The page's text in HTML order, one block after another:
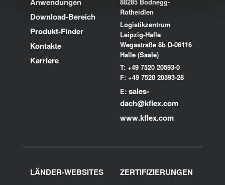
Download-Bereich
Produkt-Finder
Kontakte
Karriere
88285 Bodnegg-
Rotheidlen
Logistikzentrum
Leipzig-Halle
Wegastraße 8b D-06116
Halle (Saale)
T: +49 7520 20593-0
F: +49 7520 20593-28
E: sales-
dach@kflex.com
www.kflex.com
LÄNDER-WEBSITES
ZERTIFIZIERUNGEN